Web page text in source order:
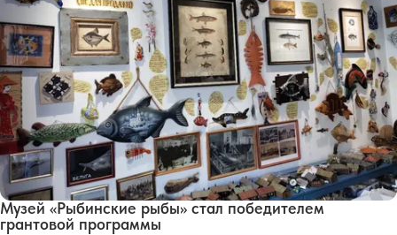
Музей «Рыбинские рыбы» стал победителем
грантовой программы